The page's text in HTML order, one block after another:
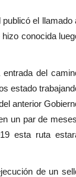
el llamado
conocida
del
estado
anterior
un par de
esta ruta
de un